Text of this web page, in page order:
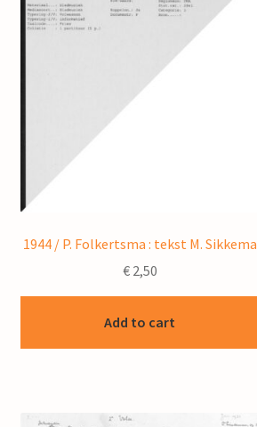
1944 / P. Folkertsma : tekst M. Sikkema
€2,50
Add to cart